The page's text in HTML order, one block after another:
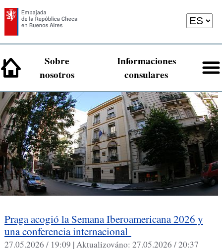
Sobre
nosotros
Informaciones
consulares
Praga acogió la Semana Iberoamericana 2026 y
una conferencia internacional
27.05.2026 / 19:09 |Aktualizováno: 27.05.2026 / 20:37